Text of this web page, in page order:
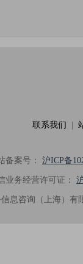
联系我们
案号： 沪ICP备
业务经营许可证：
信息咨询（上海）